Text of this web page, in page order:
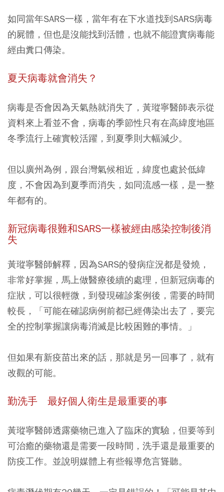
如同當年SARS一樣，當年有在下水道找到SARS病毒
的屍體，但也是沒能找到活體，也就不能證實病毒能
經由糞口傳染。
夏天病毒就會消失？
病毒是否會因為天氣熱就消失了，黃瑽寧醫師表示從
資料來上看並不會，病毒的季節性只有在高緯度地區
冬季流行上確實較活躍，到夏季則大幅減少。
但以廣州為例，跟台灣氣候相近，緯度也處於低緯
度，不會因為到夏季而消失，如同流感一樣，是一整
年都有的。
新冠病毒很難和SARS一樣被經由感染控制後消
失
黃瑽寧醫師解釋，因為SARS的發病症況都是發燒，
非常好掌握，馬上做醫療後續的處理，但新冠病毒的
症狀，可以很輕微，到發現確診案例後，需要的時間
較長，「可能在確認病例前都已經傳染出去了，要完
全的控制掌握讓病毒消滅是比較困難的事情。」
但如果有新疫苗出來的話，那就是另一回事了，就有
改觀的可能。
勤洗手 最好個人衛生是最重要的事
黃瑽寧醫師透露藥物已進入了臨床的實驗，但要等到
可治癒的藥物還是需要一段時間，洗手還是最重要的
防疫工作。並說明媒體上有些報導危言聳聽。